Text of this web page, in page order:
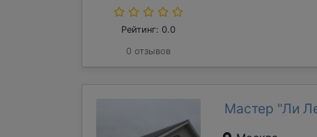
Рейтинг: 0.0
0 отзывов
Мастер "Ли